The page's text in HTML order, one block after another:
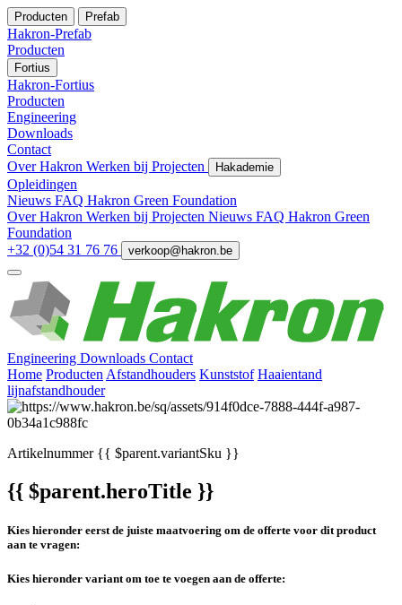
Producten Prefab
Hakron-Prefab
Producten
Fortius
Hakron-Fortius
Producten
Engineering
Downloads
Contact
Over Hakron Werken bij Projecten Hakademie
Opleidingen
Nieuws FAQ Hakron Green Foundation
Over Hakron Werken bij Projecten Nieuws FAQ Hakron Green
Foundation
+32 (0)54 31 76 76
verkoop@hakron.be
Engineering Downloads Contact
Home Producten Afstandhouders Kunststof Haaientand
lijnafstandhouder
Artikelnummer{{ $parent.variantSku }}
{{ $parent.heroTitle }}
Kies hieronder eerst de juiste maatvoering om de offerte voor dit product
aan te vragen:
Kies hieronder variant om toe te voegen aan de offerte: